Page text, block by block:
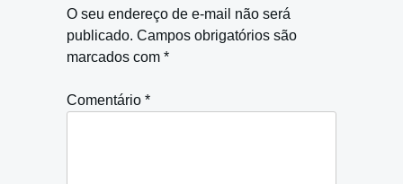
O seu endereço de e-mail não será
publicado. Campos obrigatórios são
marcados com *
Comentário *